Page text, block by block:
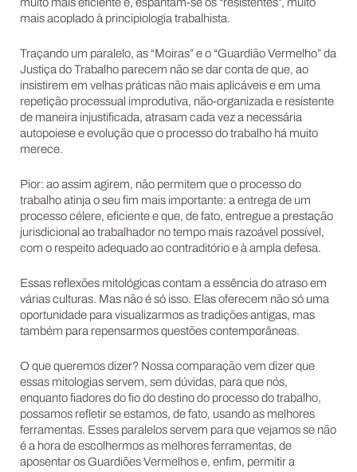
muito mais eficiente e, espantam-se os “resistentes”, muito
mais acoplado à principiologia trabalhista.
Traçando um paralelo, as “Moiras” e o “Guardião Vermelho” da
Justiça do Trabalho parecem não se dar conta de que, ao
insistirem em velhas práticas não mais aplicáveis e em uma
repetição processual improdutiva, não-organizada e resistente
de maneira injustificada, atrasam cada vez a necessária
autopoiese e evolução que o processo do trabalho há muito
merece.
Pior: ao assim agirem, não permitem que o processo do
trabalho atinja o seu fim mais importante: a entrega de um
processo célere, eficiente e que, de fato, entregue a prestação
jurisdicional ao trabalhador no tempo mais razoável possível,
com o respeito adequado ao contraditório e à ampla defesa.
Essas reflexões mitológicas contam a essência do atraso em
várias culturas. Mas não é só isso. Elas oferecem não só uma
oportunidade para visualizarmos as tradições antigas, mas
também para repensarmos questões contemporâneas.
O que queremos dizer? Nossa comparação vem dizer que
essas mitologias servem, sem dúvidas, para que nós,
enquanto fiadores do fio do destino do processo do trabalho,
possamos refletir se estamos, de fato, usando as melhores
ferramentas. Esses paralelos servem para que vejamos se não
é a hora de escolhermos as melhores ferramentas, de
aposentar os Guardiões Vermelhos e, enfim, permitir a